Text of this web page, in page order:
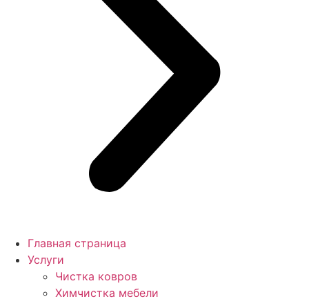
Главная страница
Услуги
Чистка ковров
Химчистка мебели